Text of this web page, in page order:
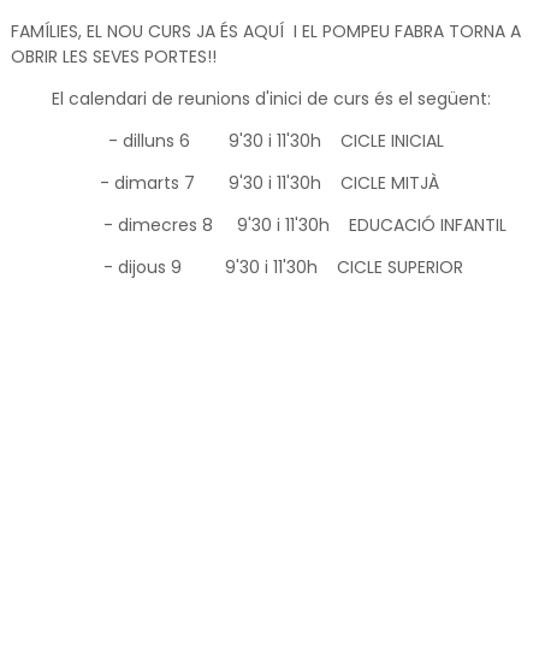
FAMÍLIES, EL NOU CURS JA ÉS AQUÍ I EL POMPEU FABRA TORNA A
OBRIR LES SEVES PORTES!!
El calendari de reunions d'inici de curs és el següent:
- dilluns 6
9'30 i 11'30h
CICLE INICIAL
- dimarts 7
9'30 i 11'30h
CICLE MITJÀ
- dimecres 8
9'30 i 11'30h
EDUCACIÓ INFANTIL
- dijous 9
9'30 i 11'30h CICLE SUPERIOR